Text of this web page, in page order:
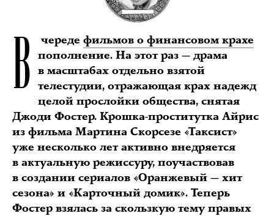
В череде фильмов о финансовом крахе
пополнение. На этот раз — драма
в масштабах отдельно взятой
телестудии, отражающая крах надежд
целой прослойки общества, снятая
Джоди Фостер. Крошка-проститутка Айрис
из фильма Мартина Скорсезе «Таксист»
уже несколько лет активно внедряется
в актуальную режиссуру, поучаствовав
в создании сериалов «Оранжевый — хит
сезона» и «Карточный домик». Теперь
Фостер взялась за скользкую тему правых